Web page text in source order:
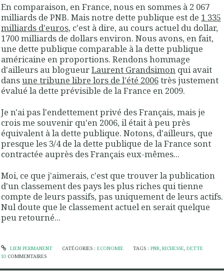
En comparaison, en France, nous en sommes à 2 067
milliards de PNB. Mais notre dette publique est de 1 335
milliards d'euros, c'est à dire, au cours actuel du dollar,
1700 milliards de dollars environ. Nous avons, en fait,
une dette publique comparable à la dette publique
américaine en proportions. Rendons hommage
d'ailleurs au blogueurLaurent Grandsimon qui avait
dansune tribune libre lors de l'été 2006très justement
évalué la dette prévisible de la France en 2009.
Je n'ai pas l'endettement privé des Français, mais je
crois me souvenir qu'en 2006, il était à peu près
équivalent à la dette publique. Notons, d'ailleurs, que
presque les 3/4 de la dette publique de la France sont
contractée auprès des Français eux-mêmes...
Moi, ce que j'aimerais, c'est que trouver la publication
d'un classement des pays les plus riches qui tienne
compte de leurs passifs, pas uniquement de leurs actifs.
Nul doute que le classement actuel en serait quelque
peu retourné...
LIEN PERMANENT CATÉGORIES : ECONOMIE TAGS :PNB ,RICHESSE ,DETTE
10 COMMENTAIRES